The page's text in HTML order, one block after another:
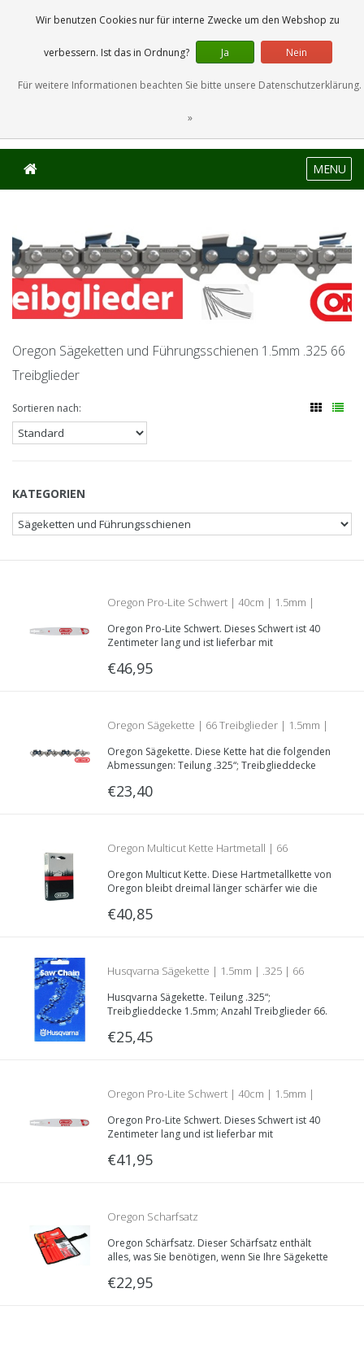
0 Artikel
MENU
Oregon Sägeketten und Führungsschienen 1.5mm .325 66
Treibglieder
Sortieren nach:
KATEGORIEN
Oregon Pro-Lite Schwert | 40cm | 1.5mm |
.325 | 168SLGK041
Oregon Pro-Lite Schwert. Dieses Schwert ist 40
Zentimeter lang und ist lieferbar mit
1.5mm; Teilung: .325“
€46,95
Oregon Sägekette | 66 Treibglieder | 1.5mm |
.325 | 21BPX066E
Oregon Sägekette. Diese Kette hat die folgenden
Abmessungen: Teilung .325“; Treibglieddecke
€23,40
Oregon Multicut Kette Hartmetall | 66
Treibglieder | 1.5mm | .325 | M21LPX066E
Oregon Multicut Kette. Diese Hartmetallkette von
Oregon bleibt dreimal länger schärfer wie die
€40,85
Husqvarna Sägekette | 1.5mm | .325 | 66
Treibglieder | 501 84 07-66
Husqvarna Sägekette. Teilung .325“;
Treibglieddecke 1.5mm; Anzahl Treibglieder 66.
€25,45
Oregon Pro-Lite Schwert | 40cm | 1.5mm |
.325 | 168SLGK095
Oregon Pro-Lite Schwert. Dieses Schwert ist 40
Zentimeter lang und ist lieferbar mit
1.5mm; Teilung: .325“
€41,95
Oregon Scharfsatz
Oregon Schärfsatz. Dieser Schärfsatz enthält
alles, was Sie benötigen, wenn Sie Ihre Sägekette
€22,95
Wir benutzen Cookies nur für interne Zwecke um den Webshop zu
verbessern. Ist das in Ordnung? Ja Nein
Für weitere Informationen beachten Sie bitte unsere Datenschutzerklärung.
»